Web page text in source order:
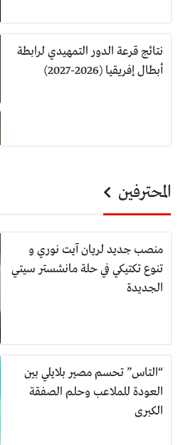
نتائج قرعة الدور التمهيدي لرابطة
أبطال إفريقيا (2026-2027)
المحترفين
منصب جديد لريان آيت نوري و
تنوع تكتيكي في حلة مانشستر سيتي
الجديدة
“التاس” تحسم مصير بلايلي بين
العودة للملاعب وحلم الصفقة
الكبرى